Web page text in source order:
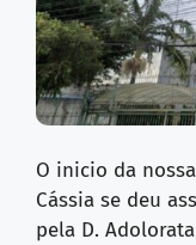
O inicio da
Cássia se deu
pela D.